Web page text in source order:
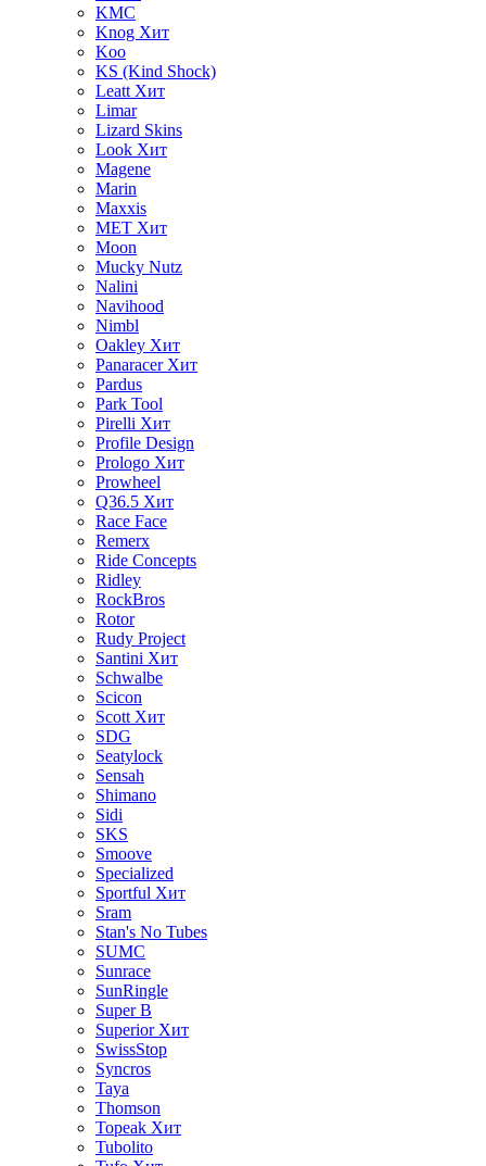
KMC
Knog Хит
Koo
KS (Kind Shock)
Leatt Хит
Limar
Lizard Skins
Look Хит
Magene
Marin
Maxxis
MET Хит
Moon
Mucky Nutz
Nalini
Navihood
Nimbl
Oakley Хит
Panaracer Хит
Pardus
Park Tool
Pirelli Хит
Profile Design
Prologo Хит
Prowheel
Q36.5 Хит
Race Face
Remerx
Ride Concepts
Ridley
RockBros
Rotor
Rudy Project
Santini Хит
Schwalbe
Scicon
Scott Хит
SDG
Seatylock
Sensah
Shimano
Sidi
SKS
Smoove
Specialized
Sportful Хит
Sram
Stan's No Tubes
SUMC
Sunrace
SunRingle
Super B
Superior Хит
SwissStop
Syncros
Taya
Thomson
Topeak Хит
Tubolito